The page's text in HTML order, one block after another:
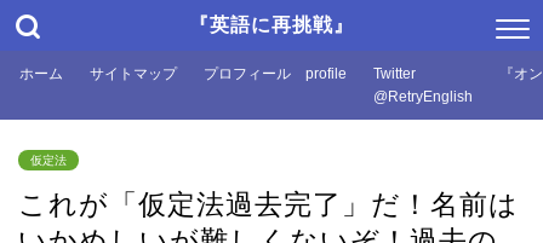
『英語に再挑戦』
ホーム サイトマップ プロフィール profile
Twitter
@RetryEnglish
『オ
仮定法
これが「仮定法過去完了」だ！名前は